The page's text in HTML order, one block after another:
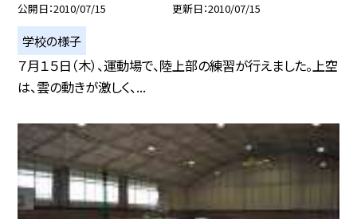
公開日 2010/07/15 更新日 2010/07/15
学校の様子
７月１５日（木）、運動場で、陸上部の練習が行えました。上空
は、雲の動きが激しく、...